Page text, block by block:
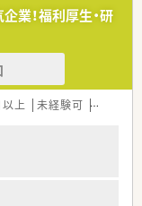
業！福利厚生・研
上 未経験可 残業な